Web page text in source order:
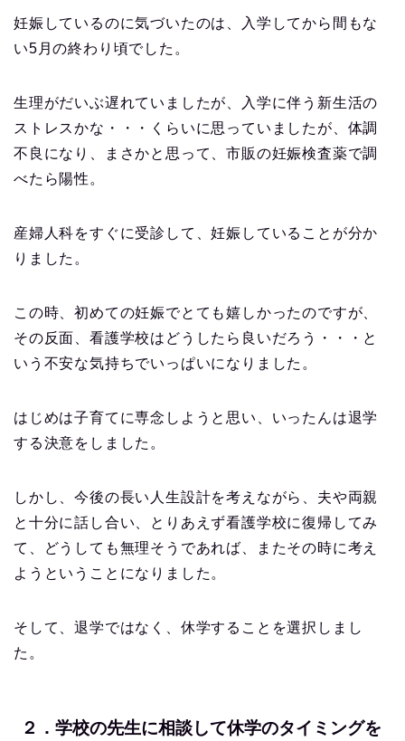
妊娠しているのに気づいたのは、入学してから間もな
い5月の終わり頃でした。
生理がだいぶ遅れていましたが、入学に伴う新生活の
ストレスかな・・・くらいに思っていましたが、体調
不良になり、まさかと思って、市販の妊娠検査薬で調
べたら陽性。
産婦人科をすぐに受診して、妊娠していることが分か
りました。
この時、初めての妊娠でとても嬉しかったのですが、
その反面、看護学校はどうしたら良いだろう・・・と
いう不安な気持ちでいっぱいになりました。
はじめは子育てに専念しようと思い、いったんは退学
する決意をしました。
しかし、今後の長い人生設計を考えながら、夫や両親
と十分に話し合い、とりあえず看護学校に復帰してみ
て、どうしても無理そうであれば、またその時に考え
ようということになりました。
そして、退学ではなく、休学することを選択しまし
た。
２．学校の先生に相談して休学のタイミングを